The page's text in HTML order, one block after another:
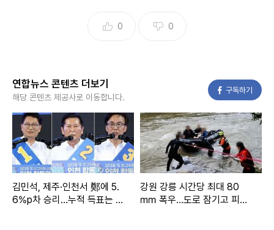
0 0
연합뉴스 콘텐츠 더보기
해당 콘텐츠 제공사로 이동합니다.
구독하기
김민석, 제주·인천서 鄭에 5.
6%p차 승리…누적 득표는 초
강원 강릉 시간당 최대 80
㎜ 폭우…도로 잠기고 피서